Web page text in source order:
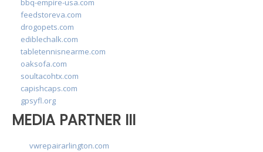
feedstoreva.com
drogopets.com
ediblechalk.com
tabletennisnearme.com
oaksofa.com
soultacohtx.com
capishcaps.com
gpsyfl.org
MEDIA PARTNER III
vwrepairarlington.com